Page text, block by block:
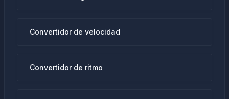
Convertidor de velocidad
Convertidor de ritmo